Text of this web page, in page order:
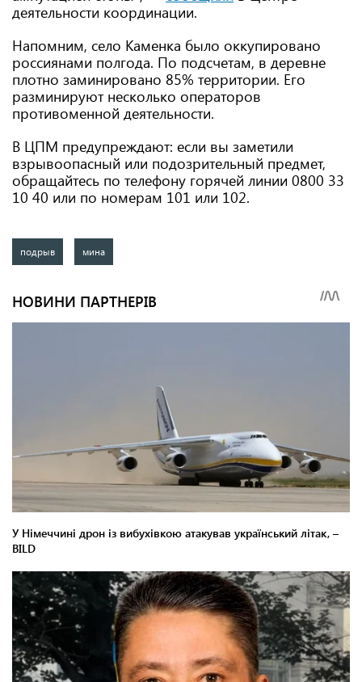
деятельности координации.
Напомним, село Каменка было оккупировано
россиянами полгода. По подсчетам, в деревне
плотно заминировано 85% территории. Его
разминируют несколько операторов
противоменной деятельности.
В ЦПМ предупреждают: если вы заметили
взрывоопасный или подозрительный предмет,
обращайтесь по телефону горячей линии 0800 33
10 40 или по номерам 101 или 102.
подрыв мина